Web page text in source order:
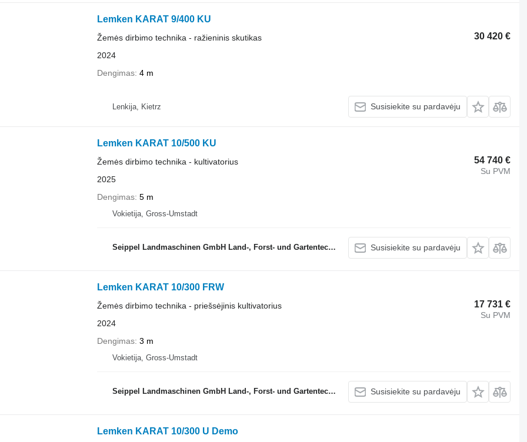
Lemken KARAT 9/400 KU
30 420 €
Žemės dirbimo technika - ražieninis skutikas
2024
Dengimas 4 m
Lenkija, Kietrz Susisiekite su pardavėju
Lemken KARAT 10/500 KU
54 740 €
Su PVM
Žemės dirbimo technika - kultivatorius
2025
Dengimas 5 m
Vokietija, Gross-Umstadt
Seippel Landmaschinen GmbH Land-, Forst- und Gartentechnik Susisiekite su pardavėju
Lemken KARAT 10/300 FRW
17 731 €
Su PVM
Žemės dirbimo technika - priešsėjinis kultivatorius
2024
Dengimas 3 m
Vokietija, Gross-Umstadt
Seippel Landmaschinen GmbH Land-, Forst- und Gartentechnik Susisiekite su pardavėju
Lemken KARAT 10/300 U Demo